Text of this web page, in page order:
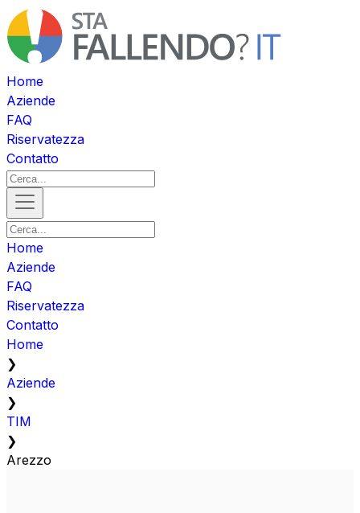
Home
Aziende
FAQ
Riservatezza
Contatto
Home
Aziende
FAQ
Riservatezza
Contatto
Home
❯
Aziende
❯
TIM
❯
Arezzo